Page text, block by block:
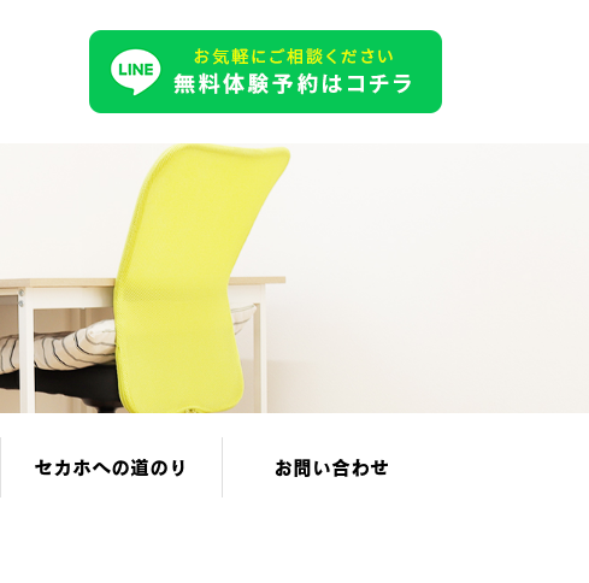
セカホへの道のり お問い合わせ